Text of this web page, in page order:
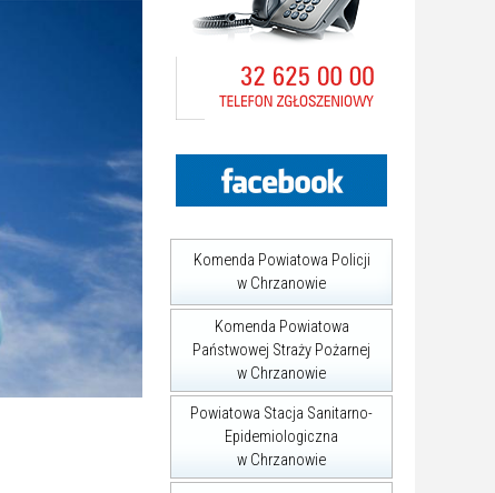
Komenda Powiatowa Policji
w Chrzanowie
Komenda Powiatowa
Państwowej Straży Pożarnej
w Chrzanowie
Powiatowa Stacja Sanitarno-
Epidemiologiczna
w Chrzanowie